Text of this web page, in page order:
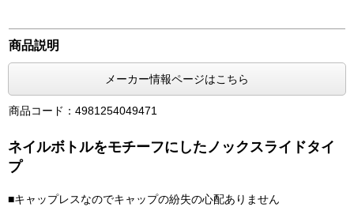
商品説明
メーカー情報ページはこちら
商品コード：4981254049471
ネイルボトルをモチーフにしたノックスライドタイ
プ
■キャップレスなのでキャップの紛失の心配ありません